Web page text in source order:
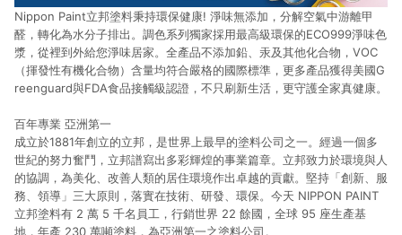
Nippon Paint立邦塗料秉持環保健康! 淨味無添加，分解空氣中游離甲
醛，轉化為水分子排出。調色系列獨家採用最高級環保的ECO999淨味色
漿，從裡到外給您淨味居家。全產品不添加鉛、汞及其他化合物，VOC
（揮發性有機化合物）含量均符合嚴格的國際標準，更多產品獲得美國G
reenguard與FDA食品接觸級認證，不只刷新生活，更守護全家真健康。
百年專業 亞洲第一
成立於1881年創立的立邦，是世界上最早的塗料公司之一。經過一個多
世紀的努力奮鬥，立邦譜寫出多彩輝煌的事業篇章。立邦致力於環境與人
的協調，為美化、改善人類的居住環境作出卓越的貢獻。堅持「創新、服
務、領導」三大原則，落實在技術、研發、環保。今天 NIPPON PAINT
立邦塗料有 2 萬 5 千名員工，行銷世界 22 餘國，全球 95 座生產基
地，年產 230 萬噸塗料，為亞洲第一之塗料公司。